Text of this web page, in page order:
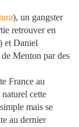
), un gangster
retrouver en
et Daniel
Menton par des
France au
cette
mais se
au dernier